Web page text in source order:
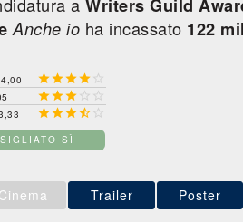
Writers Guild
Anche io ha incassato 122
 
  
 
SÌ
Cinema Trailer Poster